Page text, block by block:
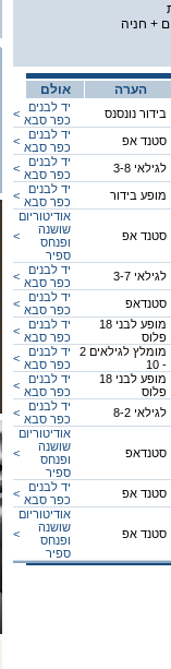
+ חניה
אולם הערה
<
יד לבנים
כפר סבא
בידור נונסנס
<
יד לבנים
כפר סבא
סטנד אפ
<
יד לבנים
כפר סבא
לגילאי 3-8
<
יד לבנים
כפר סבא
מופע בידור
<
אודיטוריום
שושנה
ופנחס
ספיר
סטנד אפ
<
יד לבנים
כפר סבא
לגילאי 3-7
<
יד לבנים
כפר סבא
סטנדאפ
<
יד לבנים
כפר סבא
מופע לבני 18
פלוס
<
יד לבנים
כפר סבא
מומלץ לגילאים 2
- 10
<
יד לבנים
כפר סבא
מופע לבני 18
פלוס
<
יד לבנים
כפר סבא
לגילאי 8-2
<
אודיטוריום
שושנה
ופנחס
ספיר
סטנדאפ
<
יד לבנים
כפר סבא
סטנד אפ
<
אודיטוריום
שושנה
ופנחס
ספיר
סטנד אפ